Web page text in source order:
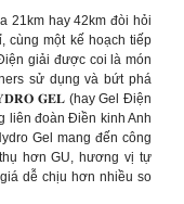
21km hay 42km đòi hỏi
cùng một kế hoạch tiếp
giải được coi là món
sử dụng và bứt phá
𝐆𝐄𝐋 (hay Gel Điện
liên đoàn Điền kinh Anh
Gel mang đến công
hơn GU, hương vị tự
dễ chịu hơn nhiều so